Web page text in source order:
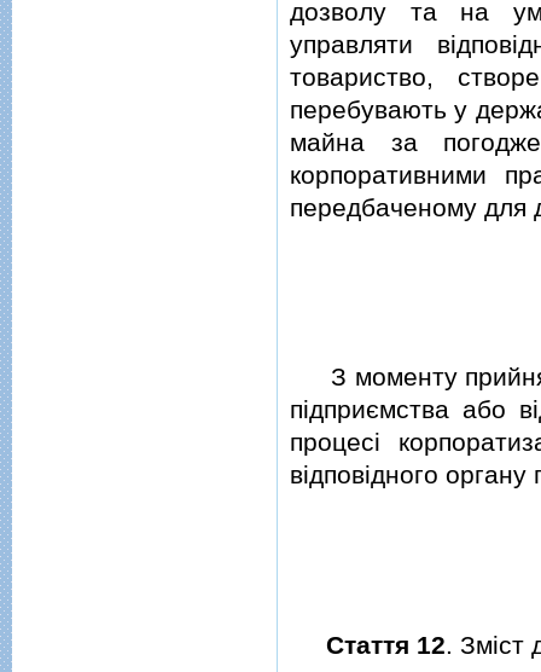
дозволу та на
управляти
товариство,
перебувають у
майна за
корпоративними
передбаченому для
З моменту
пiдприємства або
процесi
вiдповiдного органу
Стаття 12. Змiст